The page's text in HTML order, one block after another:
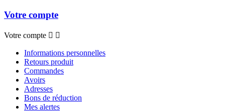
Votre compte
Votre compte  
Informations personnelles
Retours produit
Commandes
Avoirs
Adresses
Bons de réduction
Mes alertes